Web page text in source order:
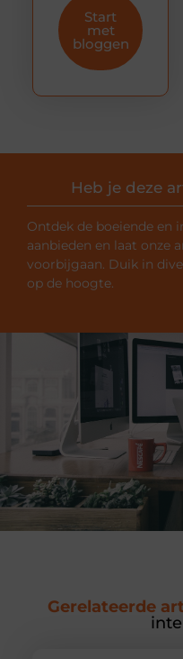
Start
met
bloggen
Heb je deze
Ontdek de boeiende en
aanbieden en laat onze
voorbijgaan. Duik in
op de hoogte.
Gerelateerde